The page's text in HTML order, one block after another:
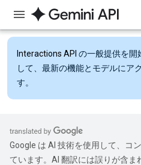
Interactions API の一般提供を開
して、最新の機能とモデルにア
す。
Google は AI 技術を使用して、コ
ています。AI 翻訳には誤りが含ま